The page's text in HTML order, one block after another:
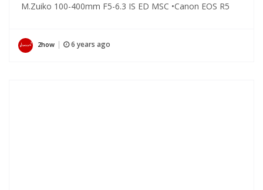
M.Zuiko 100-400mm F5-6.3 IS ED MSC •Canon EOS R5
2how 6 years ago